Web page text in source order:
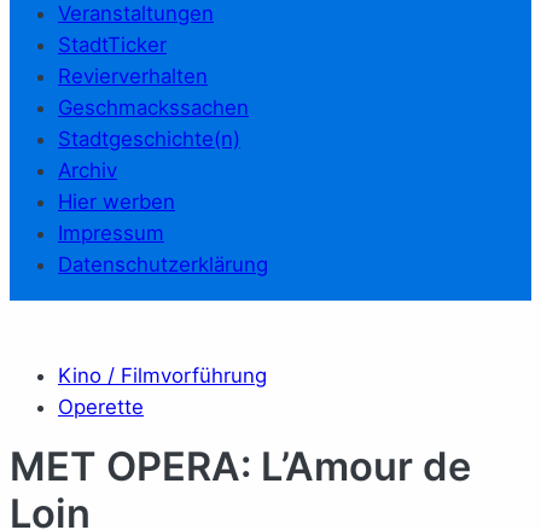
Veranstaltungen
StadtTicker
Revierverhalten
Geschmackssachen
Stadtgeschichte(n)
Archiv
Hier werben
Impressum
Datenschutzerklärung
Kino / Filmvorführung
Operette
MET OPERA: L’Amour de
Loin